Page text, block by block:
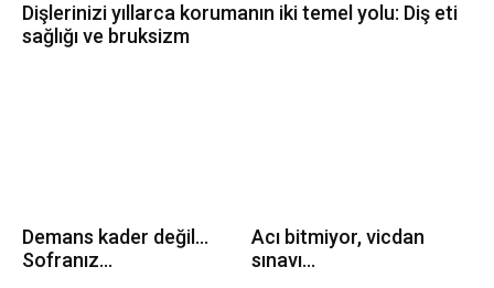
Dişlerinizi yıllarca korumanın iki temel yolu: Diş eti
sağlığı ve bruksizm
Demans kader değil…
Sofranız...
Acı bitmiyor, vicdan
sınavı...